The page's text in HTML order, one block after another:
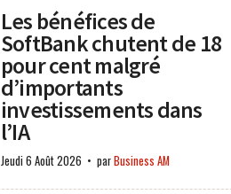
Les bénéfices de
SoftBank chutent de 18
pour cent malgré
d’importants
investissements dans
l’IA
Jeudi 6 Août 2026 parBusiness AM